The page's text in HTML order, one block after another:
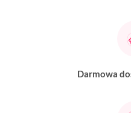
Darmowa